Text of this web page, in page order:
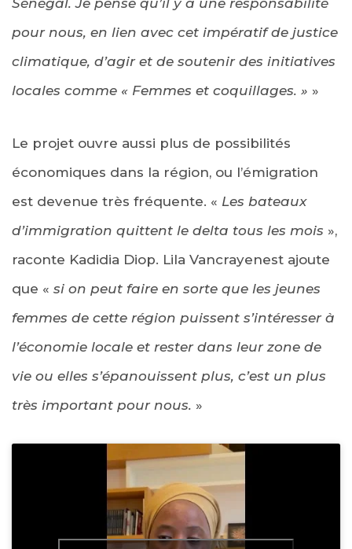
pour nous, en lien avec cet impératif de justice
climatique, d’agir et de soutenir des initiatives
locales comme « Femmes et coquillages. » »
Le projet ouvre aussi plus de possibilités
économiques dans la région, ou l’émigration
est devenue très fréquente. « Les bateaux
d’immigration quittent le delta tous les mois »,
raconte Kadidia Diop. Lila Vancrayenest ajoute
que « si on peut faire en sorte que les jeunes
femmes de cette région puissent s’intéresser à
l’économie locale et rester dans leur zone de
vie ou elles s’épanouissent plus, c’est un plus
très important pour nous. »